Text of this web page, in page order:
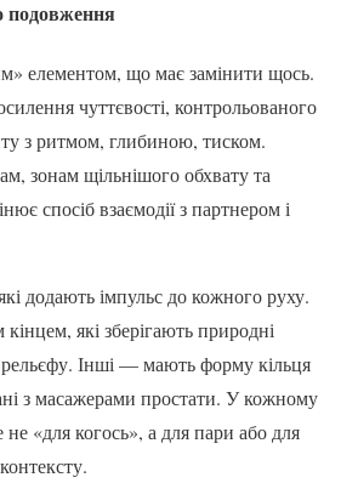
подовження
елементом, що має замінити щось.
чуттєвості, контрольованого
з ритмом, глибиною, тиском.
зонам щільнішого обхвату та
спосіб взаємодії з партнером і
додають імпульс до кожного руху.
які зберігають природні
рельєфу. Інші — мають форму кільця
з масажерами простати. У кожному
«для когось», а для пари або для